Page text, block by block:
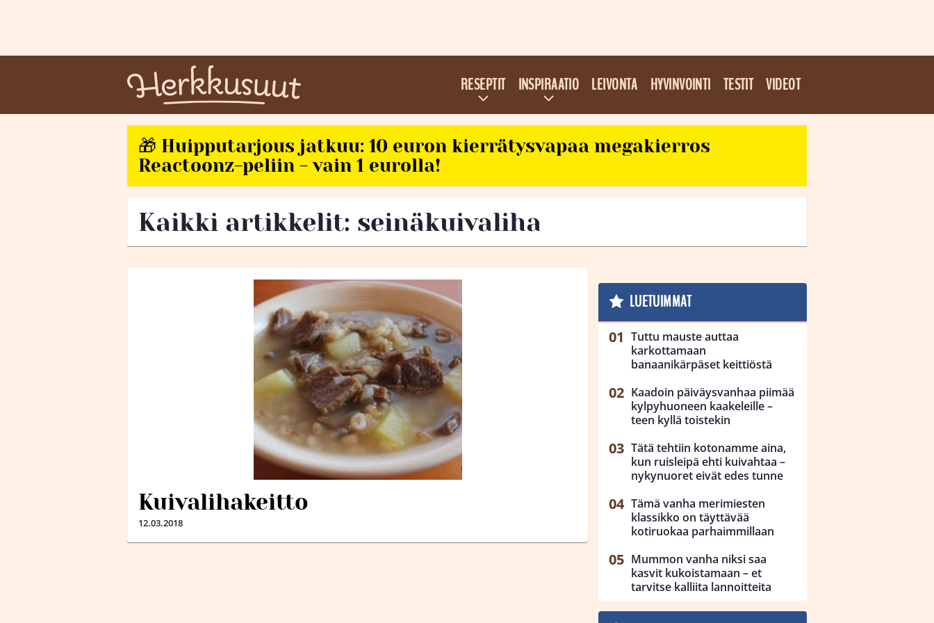
RESEPTIT INSPIRAATIO LEIVONTA HYVINVOINTI TESTIT VIDEOT
🎁 Huipputarjous jatkuu: 10 euron kierrätysvapaa megakierros
Reactoonz-peliin - vain 1 eurolla!
Kaikki artikkelit: seinäkuivaliha
Kuivalihakeitto
12.03.2018
LUETUIMMAT
Tuttu mauste auttaa
karkottamaan
banaanikärpäset keittiöstä
Kaadoin päiväysvanhaa piimää
kylpyhuoneen kaakeleille –
teen kyllä toistekin
Tätä tehtiin kotonamme aina,
kun ruisleipä ehti kuivahtaa –
nykynuoret eivät edes tunne
Tämä vanha merimiesten
klassikko on täyttävää
kotiruokaa parhaimmillaan
Mummon vanha niksi saa
kasvit kukoistamaan – et
tarvitse kalliita lannoitteita